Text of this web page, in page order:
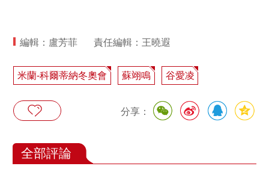
編輯：盧芳菲 責任編輯：王曉遐
米蘭-科爾蒂納冬奧會 蘇翊鳴 谷愛凌
分享：
全部評論